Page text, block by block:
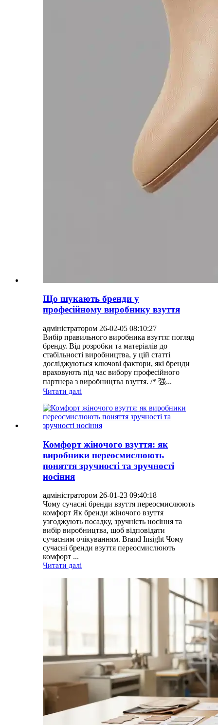
Що шукають бренди у
професійному виробнику взуття
адміністратором 26-02-05 08:10:27
Вибір правильного виробника взуття: погляд
бренду. Від розробки та матеріалів до
стабільності виробництва, у цій статті
досліджуються ключові фактори, які бренди
враховують під час вибору професійного
партнера з виробництва взуття. /* 强...
Читати далі
Комфорт жіночого взуття: як
виробники переосмислюють
поняття зручності та зручності
носіння
адміністратором 26-01-23 09:40:18
Чому сучасні бренди взуття переосмислюють
комфорт Як бренди жіночого взуття
узгоджують посадку, зручність носіння та
вибір виробництва, щоб відповідати
сучасним очікуванням. Brand Insight Чому
сучасні бренди взуття переосмислюють
комфорт ...
Читати далі